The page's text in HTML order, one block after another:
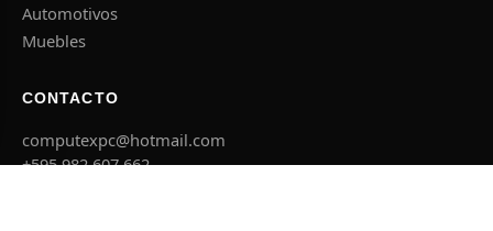
Automotivos
Muebles
CONTACTO
computexpc@hotmail.com
+595 982 607 662